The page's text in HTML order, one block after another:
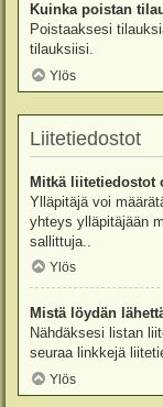
Kuinka poistan
Poistaaksesi
tilauksiisi.
Ylös
Liitetiedostot
Mitkä liitetiedostot
Ylläpitäjä voi
yhteys ylläpitäjään
sallittuja..
Ylös
Mistä löydän
Nähdäksesi listan
seuraa linkkejä
Ylös